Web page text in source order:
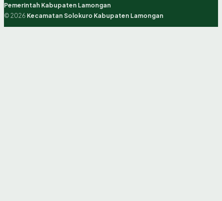
Pemerintah Kabupaten Lamongan
© 2026 Kecamatan Solokuro Kabupaten Lamongan